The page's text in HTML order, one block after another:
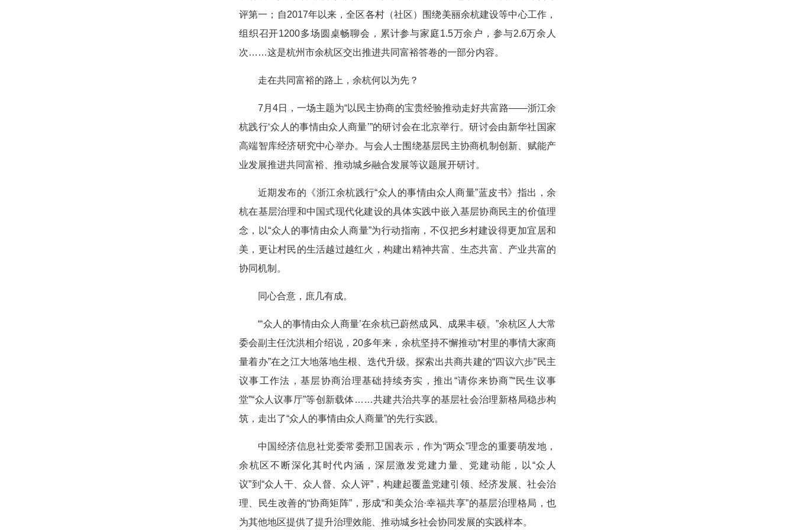
评第一；自2017年以来，全区各村（社区）围绕美丽余杭建设等中心工作，
组织召开1200多场圆桌畅聊会，累计参与家庭1.5万余户，参与2.6万余人
次……这是杭州市余杭区交出推进共同富裕答卷的一部分内容。
走在共同富裕的路上，余杭何以为先？
7月4日，一场主题为“以民主协商的宝贵经验推动走好共富路——浙江余
杭践行‘众人的事情由众人商量’”的研讨会在北京举行。研讨会由新华社国家
高端智库经济研究中心举办。与会人士围绕基层民主协商机制创新、赋能产
业发展推进共同富裕、推动城乡融合发展等议题展开研讨。
近期发布的《浙江余杭践行“众人的事情由众人商量”蓝皮书》指出，余
杭在基层治理和中国式现代化建设的具体实践中嵌入基层协商民主的价值理
念，以“众人的事情由众人商量”为行动指南，不仅把乡村建设得更加宜居和
美，更让村民的生活越过越红火，构建出精神共富、生态共富、产业共富的
协同机制。
同心合意，庶几有成。
“‘众人的事情由众人商量’在余杭已蔚然成风、成果丰硕。”余杭区人大常
委会副主任沈洪相介绍说，20多年来，余杭坚持不懈推动“村里的事情大家商
量着办”在之江大地落地生根、迭代升级。探索出共商共建的“四议六步”民主
议事工作法，基层协商治理基础持续夯实，推出“请你来协商”“民生议事
堂”“众人议事厅”等创新载体……共建共治共享的基层社会治理新格局稳步构
筑，走出了“众人的事情由众人商量”的先行实践。
中国经济信息社党委常委邢卫国表示，作为“两众”理念的重要萌发地，
余杭区不断深化其时代内涵，深层激发党建力量、党建动能，以“众人
议”到“众人干、众人督、众人评”，构建起覆盖党建引领、经济发展、社会治
理、民生改善的“协商矩阵”，形成“和美众治·幸福共享”的基层治理格局，也
为其他地区提供了提升治理效能、推动城乡社会协同发展的实践样本。